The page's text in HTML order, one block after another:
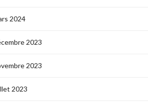
2024
2023
2023
2023